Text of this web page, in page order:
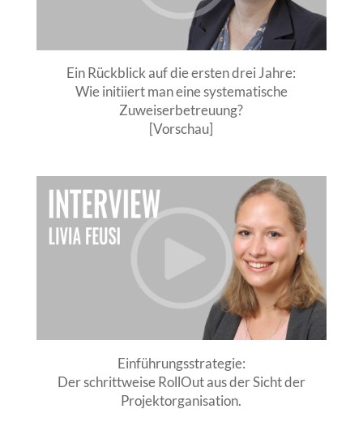
Ein Rückblick auf die ersten drei Jahre:
Wie initiiert man eine systematische
Zuweiserbetreuung?
[Vorschau]
Einführungsstrategie:
Der schrittweise RollOut aus der Sicht der
Projektorganisation.